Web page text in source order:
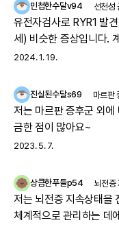
민첩한수달v94 선천성
유전자검사로 RYR1 발
세) 비슷한 증상입니다. 계단오르기, 뛰기, 점프 전혀 불가능하고 전
체적으로 몸의 힘이 부
를 보았으나 그당시에는
심히 하라는 답을 듣고
로 서울대병원 방문하여
은 케이스가 있나 알아
자 모두 최종진단 받았어요. 이 글 작성후 한달뒤, 오늘 서울
에 가서 말씀드리니 아
니 기다려보자고 하십니
2024. 1. 19.
진실된수달s69 마르판
저는 마르판 증후군 외
금한 점이 많아요~
2023. 5. 7.
상큼한푸들p54 뇌전증
저는 뇌전증 지속상태을
체계적으로 관리하는 데